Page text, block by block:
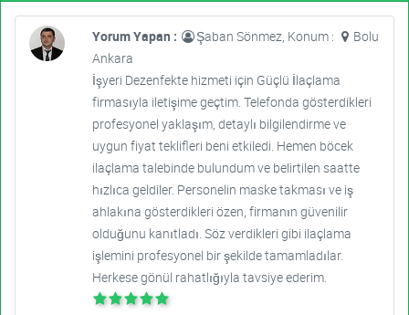
Yorum Yapan : Şaban Sönmez, Konum :
Bolu
Ankara
İşyeri Dezenfekte hizmeti için Güçlü İlaçlama
firmasıyla iletişime geçtim. Telefonda gösterdikleri
profesyonel yaklaşım, detaylı bilgilendirme ve
uygun fiyat teklifleri beni etkiledi. Hemen böcek
ilaçlama talebinde bulundum ve belirtilen saatte
hızlıca geldiler. Personelin maske takması ve iş
ahlakına gösterdikleri özen, firmanın güvenilir
olduğunu kanıtladı. Söz verdikleri gibi ilaçlama
işlemini profesyonel bir şekilde tamamladılar.
Herkese gönül rahatlığıyla tavsiye ederim.